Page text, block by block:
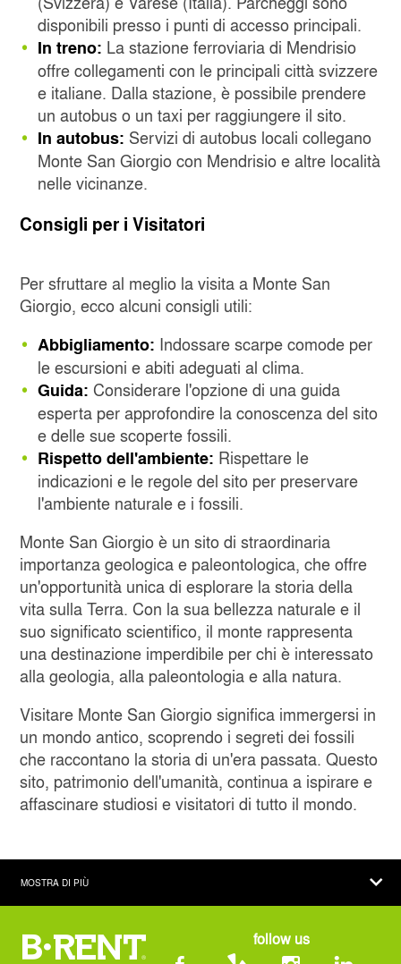
disponibili presso i punti di accesso principali.
In treno: La stazione ferroviaria di Mendrisio
offre collegamenti con le principali città svizzere
e italiane. Dalla stazione, è possibile prendere
un autobus o un taxi per raggiungere il sito.
In autobus: Servizi di autobus locali collegano
Monte San Giorgio con Mendrisio e altre località
nelle vicinanze.
Consigli per i Visitatori
Per sfruttare al meglio la visita a Monte San
Giorgio, ecco alcuni consigli utili:
Abbigliamento: Indossare scarpe comode per
le escursioni e abiti adeguati al clima.
Guida: Considerare l'opzione di una guida
esperta per approfondire la conoscenza del sito
e delle sue scoperte fossili.
Rispetto dell'ambiente: Rispettare le
indicazioni e le regole del sito per preservare
l'ambiente naturale e i fossili.
Monte San Giorgio è un sito di straordinaria
importanza geologica e paleontologica, che offre
un'opportunità unica di esplorare la storia della
vita sulla Terra. Con la sua bellezza naturale e il
suo significato scientifico, il monte rappresenta
una destinazione imperdibile per chi è interessato
alla geologia, alla paleontologia e alla natura.
Visitare Monte San Giorgio significa immergersi in
un mondo antico, scoprendo i segreti dei fossili
che raccontano la storia di un'era passata. Questo
sito, patrimonio dell'umanità, continua a ispirare e
affascinare studiosi e visitatori di tutto il mondo.
MOSTRA DI PIÙ
follow us